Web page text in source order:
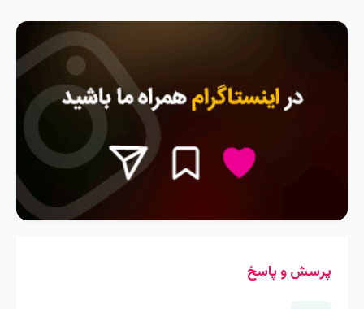
پرسش و پاسخ